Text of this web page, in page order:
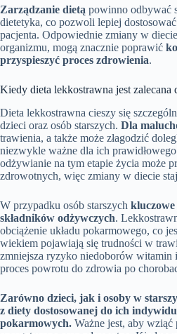
Zarządzanie dietą powinno odbywać
dietetyka, co pozwoli lepiej
pacjenta. Odpowiednie zmiany w
organizmu, mogą znacznie poprawić
przyspieszyć proces zdrowienia.
Kiedy dieta lekkostrawna jest zalecana
Dieta lekkostrawna cieszy się
dzieci oraz osób starszych. Dla
trawienia, a także może złagodzić
niezwykle ważne dla ich
odżywianie na tym etapie życia może
zdrowotnych, więc zmiany w diecie
W przypadku osób starszych kluczowe
składników odżywczych.
obciążenie układu pokarmowego, co
wiekiem pojawiają się trudności w
zmniejsza ryzyko niedoborów witamin
proces powrotu do zdrowia po
Zarówno dzieci, jak i osoby w
z diety dostosowanej do ich
pokarmowych. Ważne jest, aby